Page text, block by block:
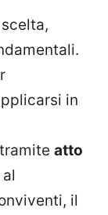
in
atto
il